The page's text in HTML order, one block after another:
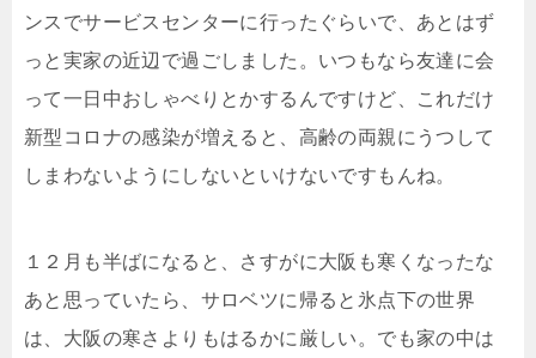
ンスでサービスセンターに行ったぐらいで、あとはず
っと実家の近辺で過ごしました。いつもなら友達に会
って一日中おしゃべりとかするんですけど、これだけ
新型コロナの感染が増えると、高齢の両親にうつして
しまわないようにしないといけないですもんね。
１２月も半ばになると、さすがに大阪も寒くなったな
あと思っていたら、サロベツに帰ると氷点下の世界
は、大阪の寒さよりもはるかに厳しい。でも家の中は